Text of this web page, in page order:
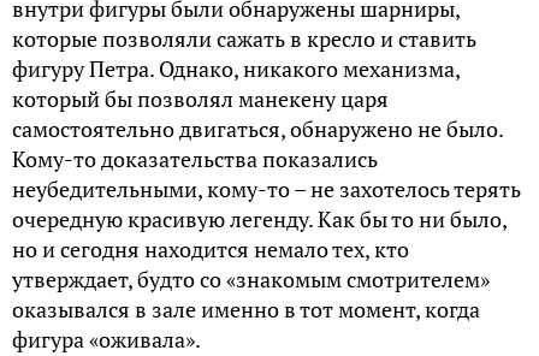
внутри фигуры были обнаружены шарниры,
которые позволяли сажать в кресло и ставить
фигуру Петра. Однако, никакого механизма,
который бы позволял манекену царя
самостоятельно двигаться, обнаружено не было.
Кому-то доказательства показались
неубедительными, кому-то – не захотелось терять
очередную красивую легенду. Как бы то ни было,
но и сегодня находится немало тех, кто
утверждает, будто со «знакомым смотрителем»
оказывался в зале именно в тот момент, когда
фигура «оживала».